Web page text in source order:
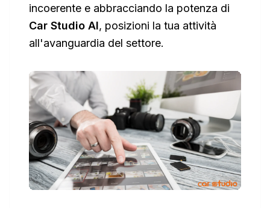
incoerente e abbracciando la potenza di
Car Studio AI, posizioni la tua attività
all'avanguardia del settore.